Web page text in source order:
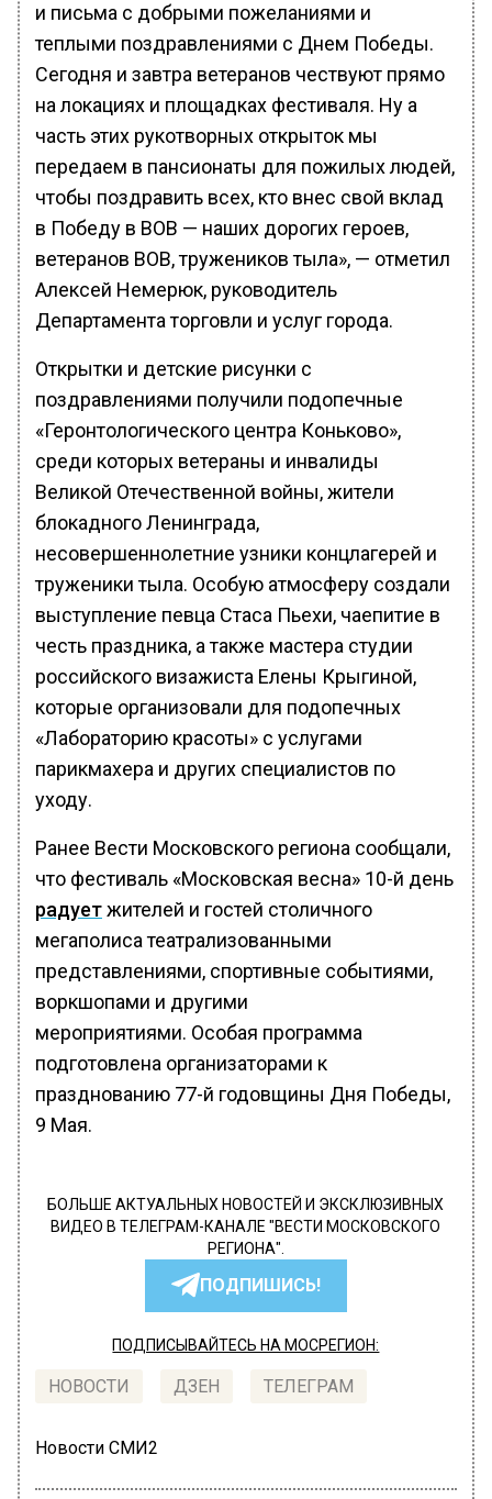
и письма с добрыми пожеланиями и
теплыми поздравлениями с Днем Победы.
Сегодня и завтра ветеранов чествуют прямо
на локациях и площадках фестиваля. Ну а
часть этих рукотворных открыток мы
передаем в пансионаты для пожилых людей,
чтобы поздравить всех, кто внес свой вклад
в Победу в ВОВ — наших дорогих героев,
ветеранов ВОВ, тружеников тыла», — отметил
Алексей Немерюк, руководитель
Департамента торговли и услуг города.
Открытки и детские рисунки с
поздравлениями получили подопечные
«Геронтологического центра Коньково»,
среди которых ветераны и инвалиды
Великой Отечественной войны, жители
блокадного Ленинграда,
несовершеннолетние узники концлагерей и
труженики тыла. Особую атмосферу создали
выступление певца Стаса Пьехи, чаепитие в
честь праздника, а также мастера студии
российского визажиста Елены Крыгиной,
которые организовали для подопечных
«Лабораторию красоты» с услугами
парикмахера и других специалистов по
уходу.
Ранее Вести Московского региона сообщали,
что фестиваль «Московская весна» 10-й день
радуетжителей и гостей столичного
мегаполиса театрализованными
представлениями, спортивные событиями,
воркшопами и другими
мероприятиями. Особая программа
подготовлена организаторами к
празднованию 77-й годовщины Дня Победы,
9 Мая.
БОЛЬШЕ АКТУАЛЬНЫХ НОВОСТЕЙ И ЭКСКЛЮЗИВНЫХ
ВИДЕО В ТЕЛЕГРАМ-КАНАЛЕ "ВЕСТИ МОСКОВСКОГО
РЕГИОНА".
ПОДПИШИСЬ!
ПОДПИСЫВАЙТЕСЬ НА МОСРЕГИОН:
НОВОСТИ ДЗЕН ТЕЛЕГРАМ
Новости СМИ2